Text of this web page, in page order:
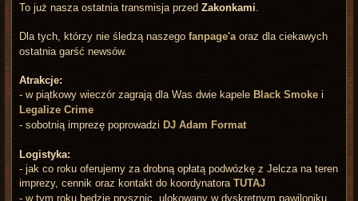
To już nasza ostatnia transmisja przedZakonkami.
Dla tych, którzy nie śledzą naszegofanpage'aoraz dla ciekawych
ostatnia garść newsów.
Atrakcje:
- w piątkowy wieczór zagrają dla Was dwie kapele Black Smoke i
Legalize Crime
- sobotnią imprezę poprowadzi DJ Adam Format
Logistyka:
- jak co roku oferujemy za drobną opłatą podwózkę z Jelcza na teren
imprezy, cennik oraz kontakt do koordynatoraTUTAJ
- w tym roku będzie prysznic, ulokowany w dyskretnym pawiloniku,